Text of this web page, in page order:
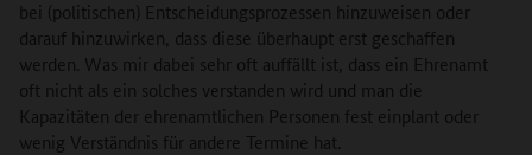
bei (politischen) Entscheidungsprozessen hinzuweisen oder
darauf hinzuwirken, dass diese überhaupt erst geschaffen
werden. Was mir dabei sehr oft auffällt ist, dass ein Ehrenamt
oft nicht als ein solches verstanden wird und man die
Kapazitäten der ehrenamtlichen Personen fest einplant oder
wenig Verständnis für andere Termine hat.